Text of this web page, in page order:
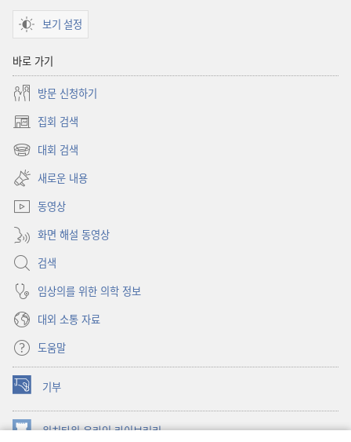
보기 설정
바로 가기
방문 신청하기
집회 검색
(새로운
창
대회 검색
(새로운
창
열기)
새로운 내용
동영상
화면 해설 동영상
검색
임상의를 위한 의학 정보
대외 소통 자료
도움말
기부
(새로운
창
열기) 워치타워 온라인 라이브러리